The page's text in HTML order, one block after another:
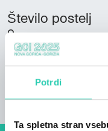
Potrdi
Ta spletna stran
Število postelj
9
Stanovanjske